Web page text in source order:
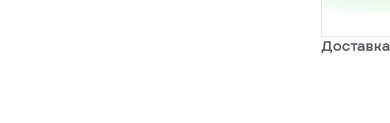
Доставка